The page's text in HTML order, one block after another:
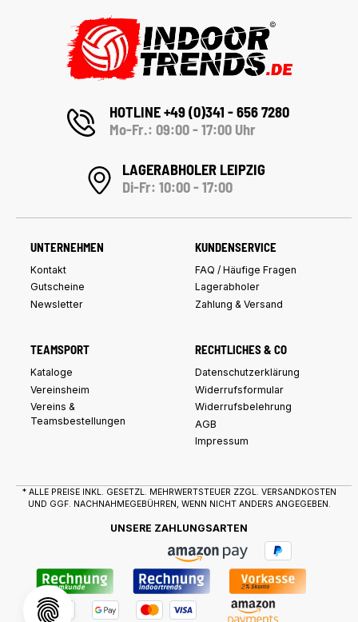
HOTLINE +49 (0)341 - 656 7280
Mo-Fr.: 09:00 - 17:00 Uhr
LAGERABHOLER LEIPZIG
Di-Fr: 10:00 - 17:00
UNTERNEHMEN
Kontakt
Gutscheine
Newsletter
KUNDENSERVICE
FAQ / Häufige Fragen
Lagerabholer
Zahlung & Versand
TEAMSPORT
Kataloge
Vereinsheim
Vereins &
Teamsbestellungen
RECHTLICHES & CO
Datenschutzerklärung
Widerrufsformular
Widerrufsbelehrung
AGB
Impressum
* ALLE PREISE INKL. GESETZL. MEHRWERTSTEUER ZZGL. VERSANDKOSTEN
UND GGF. NACHNAHMEGEBÜHREN, WENN NICHT ANDERS ANGEGEBEN.
UNSERE ZAHLUNGSARTEN